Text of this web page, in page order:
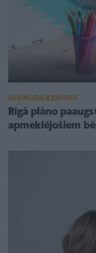
BĒRNUDĀRZNIEKS
Rīgā plāno
apmeklējošiem